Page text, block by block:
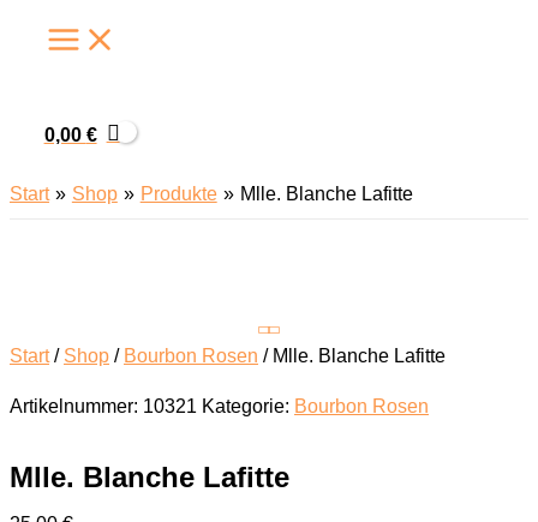
Inhalt
0,00 €
Start Shop Produkte Mlle. Blanche Lafitte
Start/ Shop / Bourbon Rosen / Mlle. Blanche Lafitte
Artikelnummer: 10321 Kategorie: Bourbon Rosen
Mlle. Blanche Lafitte